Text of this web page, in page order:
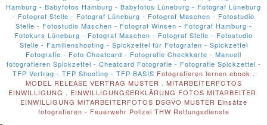
Hamburg - Babyfotos Hamburg - Babyfotos Lüneburg - Fotograf Lüneburg
- Fotograf Stelle - Fotograf Lüneburg - Fotograf Maschen - Fotostudio
Stelle - Fotostudio Maschen - Fotograf Winsen - Fotograf Hamburg -
Fotokurs Lüneburg - Fotograf Maschen - Fotograf Stelle - Fotostudio
Stelle - Familienshooting - Spickzettel für Fotografen - Spickzettel
Fotografie - Foto Cheatcard - Fotografie Checkkarte - Manuell
fotografieren Spickzettel - Cheatcard Fotografie - Fotografie Spickzettel -
TFP Vertrag - TFP Shooting - TFP BASIS Fotografieren lernen ebook .
MODEL RELEASE VERTRAG MUSTER . MITARBEITERFOTOS
EINWILLIGUNG . EINWILLIGUNGSERKLÄRUNG FOTOS MITARBEITER.
EINWILLIGUNG MITARBEITERFOTOS DSGVO MUSTER Einsätze
fotografieren - Feuerwehr Polizei THW Rettungsdienste